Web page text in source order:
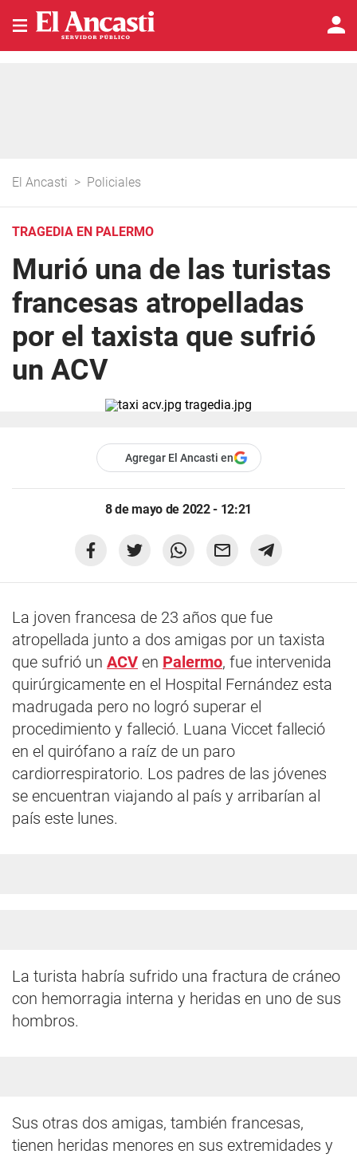
El Ancasti > Policiales
TRAGEDIA EN PALERMO
Murió una de las turistas
francesas atropelladas
por el taxista que sufrió
un ACV
Agregar El Ancasti en
8 de mayo de 2022 - 12:21
La joven francesa de 23 años que fue
atropellada junto a dos amigas por un taxista
que sufrió un ACV en Palermo, fue intervenida
quirúrgicamente en el Hospital Fernández esta
madrugada pero no logró superar el
procedimiento y falleció. Luana Viccet falleció
en el quirófano a raíz de un paro
cardiorrespiratorio. Los padres de las jóvenes
se encuentran viajando al país y arribarían al
país este lunes.
La turista habría sufrido una fractura de cráneo
con hemorragia interna y heridas en uno de sus
hombros.
Sus otras dos amigas, también francesas,
tienen heridas menores en sus extremidades y